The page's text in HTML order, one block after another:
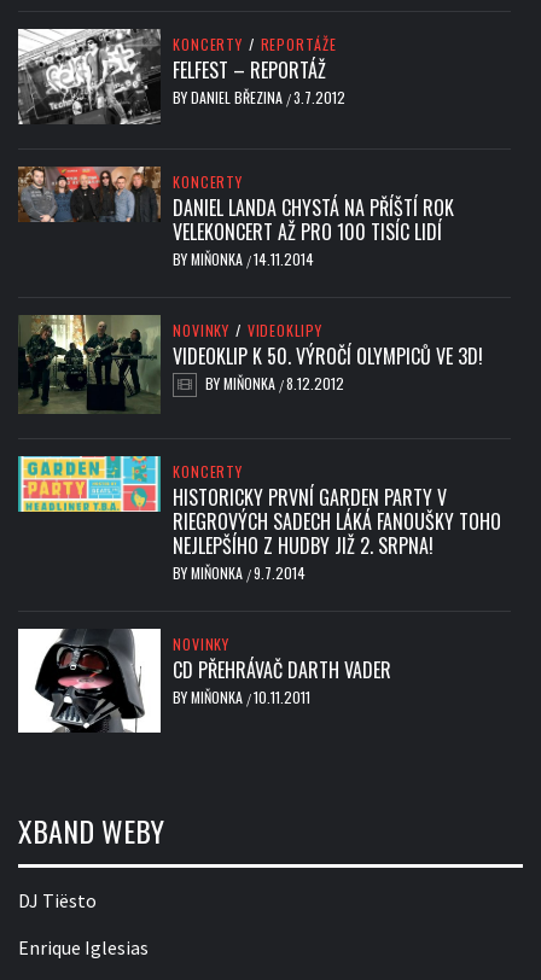
KONCERTY / REPORTÁŽE
FELFEST – REPORTÁŽ
BYDANIEL BŘEZINA /3.7.2012
KONCERTY
DANIEL LANDA CHYSTÁ NA PŘÍŠTÍ ROK
VELEKONCERT AŽ PRO 100 TISÍC LIDÍ
BYMIŇONKA /14.11.2014
NOVINKY / VIDEOKLIPY
VIDEOKLIP K 50. VÝROČÍ OLYMPICŮ VE 3D!
BYMIŇONKA /8.12.2012
KONCERTY
HISTORICKY PRVNÍ GARDEN PARTY V
RIEGROVÝCH SADECH LÁKÁ FANOUŠKY TOHO
NEJLEPŠÍHO Z HUDBY JIŽ 2. SRPNA!
BYMIŇONKA /9.7.2014
NOVINKY
CD PŘEHRÁVAČ DARTH VADER
BYMIŇONKA /10.11.2011
XBAND WEBY
DJ Tiësto
Enrique Iglesias